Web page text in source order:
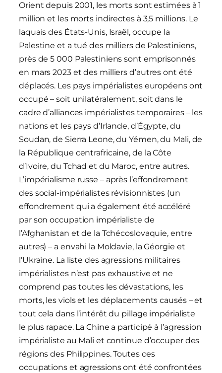
Orient depuis 2001, les morts sont estimées à 1
million et les morts indirectes à 3,5 millions. Le
laquais des États-Unis, Israël, occupe la
Palestine et a tué des milliers de Palestiniens,
près de 5 000 Palestiniens sont emprisonnés
en mars 2023 et des milliers d’autres ont été
déplacés. Les pays impérialistes européens ont
occupé – soit unilatéralement, soit dans le
cadre d’alliances impérialistes temporaires – les
nations et les pays d’Irlande, d’Égypte, du
Soudan, de Sierra Leone, du Yémen, du Mali, de
la République centrafricaine, de la Côte
d’Ivoire, du Tchad et du Maroc, entre autres.
L’impérialisme russe – après l’effondrement
des social-impérialistes révisionnistes (un
effondrement qui a également été accéléré
par son occupation impérialiste de
l’Afghanistan et de la Tchécoslovaquie, entre
autres) – a envahi la Moldavie, la Géorgie et
l’Ukraine. La liste des agressions militaires
impérialistes n’est pas exhaustive et ne
comprend pas toutes les dévastations, les
morts, les viols et les déplacements causés – et
tout cela dans l’intérêt du pillage impérialiste
le plus rapace. La Chine a participé à l’agression
impérialiste au Mali et continue d’occuper des
régions des Philippines. Toutes ces
occupations et agressions ont été confrontées